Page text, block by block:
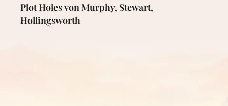
Plot Holes von Murphy, Stewart,
Hollingsworth